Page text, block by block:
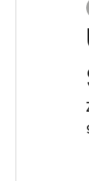
B-Jugend